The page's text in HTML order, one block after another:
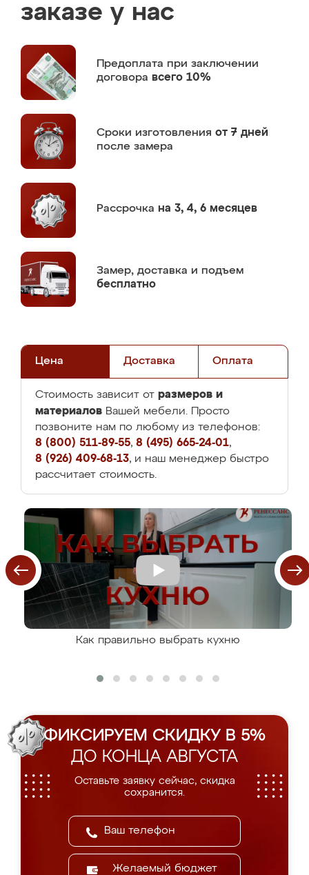
заказе у нас
Предоплата при заключении
договора всего 10%
Сроки изготовления от 7 дней
после замера
Рассрочка на 3, 4, 6 месяцев
Замер, доставка и подъем
бесплатно
Цена Доставка Оплата
Стоимость зависит от размеров и
материалов Вашей мебели. Просто
позвоните нам по любому из телефонов:
8 (800) 511-89-55, 8 (495) 665-24-01,
8 (926) 409-68-13, и наш менеджер быстро
рассчитает стоимость.
Как правильно выбрать кухню
ФИКСИРУЕМ СКИДКУ В 5%
ДО КОНЦА АВГУСТА
Оставьте заявку сейчас, скидка
сохранится.
Желаемый бюджет